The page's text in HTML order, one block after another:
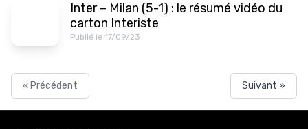
Inter – Milan (5-1) : le résumé vidéo du
carton Interiste
Publié le 17/09/23
« Précédent Suivant »